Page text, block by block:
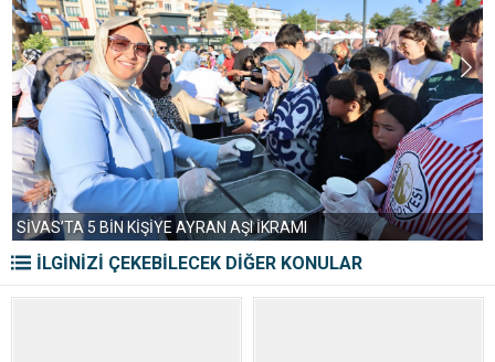
SİVAS’TA 5 BİN KİŞİYE AYRAN AŞI İKRAMI
İLGİNİZİ ÇEKEBİLECEK DİĞER KONULAR